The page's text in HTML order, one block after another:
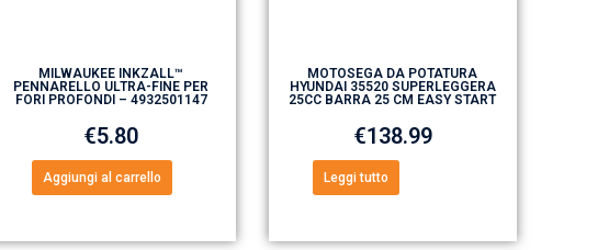
MILWAUKEE INKZALL™
PENNARELLO ULTRA-FINE PER
FORI PROFONDI – 4932501147
€5.80
Aggiungi al carrello
MOTOSEGA DA POTATURA
HYUNDAI 35520 SUPERLEGGERA
25CC BARRA 25 CM EASY START
€138.99
Leggi tutto